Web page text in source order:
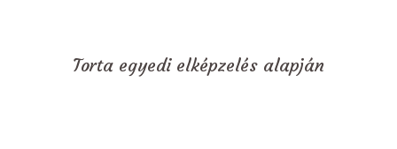
Torta egyedi elképzelés alapján